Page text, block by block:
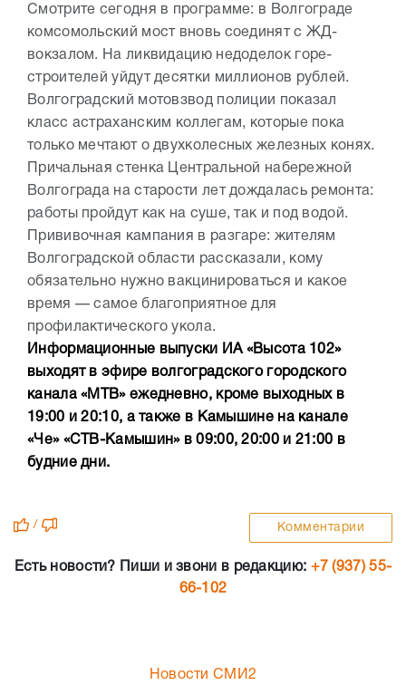
Смотрите сегодня в программе: в Волгограде
комсомольский мост вновь соединят с ЖД-
вокзалом. На ликвидацию недоделок горе-
строителей уйдут десятки миллионов рублей.
Волгоградский мотовзвод полиции показал
класс астраханским коллегам, которые пока
только мечтают о двухколесных железных конях.
Причальная стенка Центральной набережной
Волгограда на старости лет дождалась ремонта:
работы пройдут как на суше, так и под водой.
Прививочная кампания в разгаре: жителям
Волгоградской области рассказали, кому
обязательно нужно вакцинироваться и какое
время — самое благоприятное для
профилактического укола.
Информационные выпуски ИА «Высота 102»
выходят в эфире волгоградского городского
канала «МТВ» ежедневно, кроме выходных в
19:00 и 20:10, а также в Камышине на канале
«Че» «СТВ-Камышин» в 09:00, 20:00 и 21:00 в
будние дни.
/ Комментарии
Есть новости? Пиши и звони в редакцию: +7 (937) 55-
66-102
Новости СМИ2